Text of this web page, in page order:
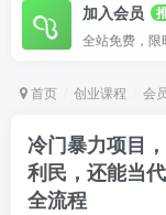
加入会员
全站免费，限
首页 创业课程 会
冷门暴力项目
利民，还能当
全流程